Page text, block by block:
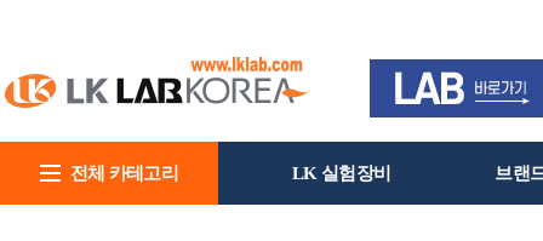
전체 카테고리 LK 실험장비 브랜